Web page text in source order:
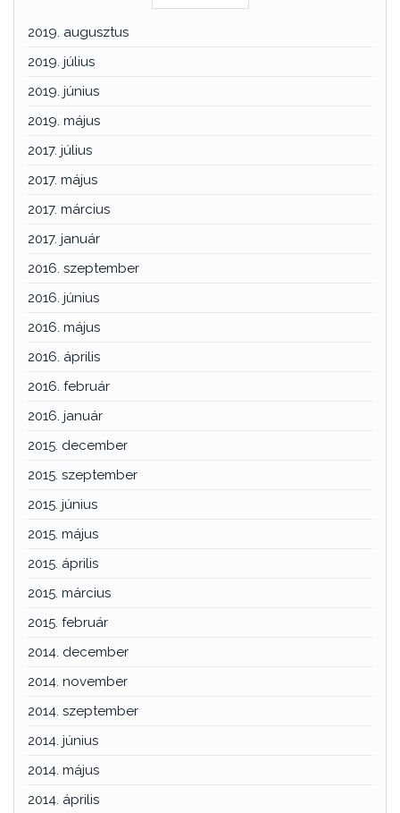
2019. augusztus
2019. július
2019. június
2019. május
2017. július
2017. május
2017. március
2017. január
2016. szeptember
2016. június
2016. május
2016. április
2016. február
2016. január
2015. december
2015. szeptember
2015. június
2015. május
2015. április
2015. március
2015. február
2014. december
2014. november
2014. szeptember
2014. június
2014. május
2014. április